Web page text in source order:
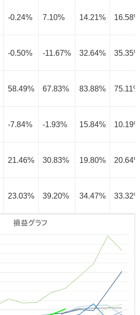
-0.24% 7.10% 14.21% 16.58%
-0.50% -11.67% 32.64% 35.35%
58.49% 67.83% 83.88% 75.11%
-7.84% -1.93% 15.84% 10.19%
21.46% 30.83% 19.80% 20.64%
23.03% 39.20% 34.47% 33.32%